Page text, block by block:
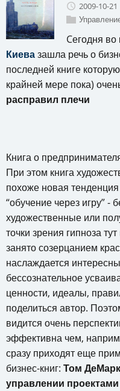
2009-10-21
Cегодня
Киевазашла речь о
последней книге
крайней мере пока)
расправил плечи
Книга о
При этом книга
похоже новая
“обучение через игру” -
художественные или
точки зрения гипноза
занято созерцанием
наслаждается
бессознательное
ценности, идеалы,
поделиться автор.
видится очень
эффективна чем,
сразу приходят еще
бизнес-книг: Том
управлении проектами